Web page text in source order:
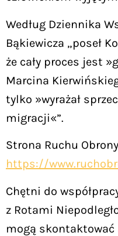
Według Dziennika
Bąkiewicza „poseł
że cały proces jest
Marcina
tylko »wyrażał
migracji«”.
Strona Ruchu
https://
Chętni do
z Rotami
mogą